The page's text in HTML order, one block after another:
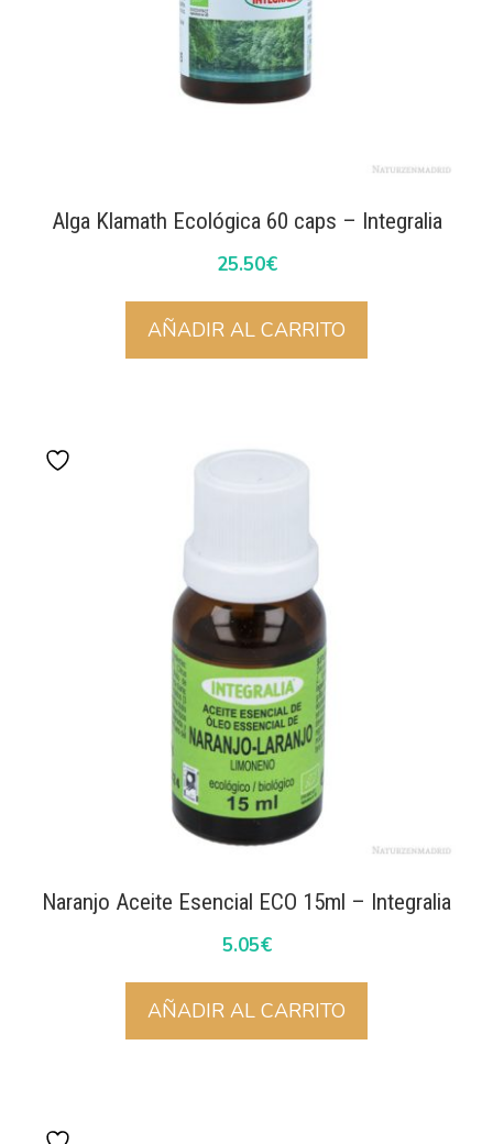
Alga Klamath Ecológica 60 caps – Integralia
25.50€
AÑADIR AL CARRITO
Naranjo Aceite Esencial ECO 15ml – Integralia
5.05€
AÑADIR AL CARRITO